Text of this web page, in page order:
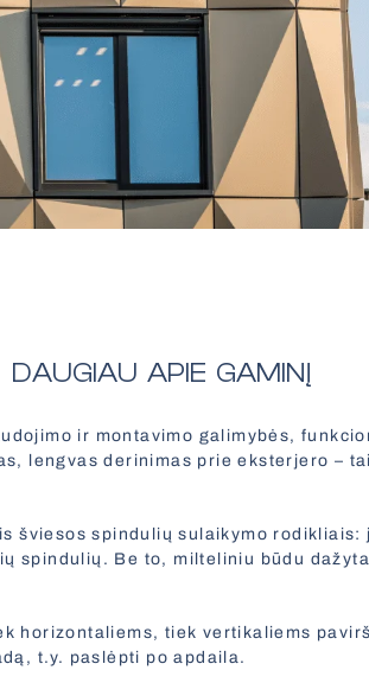
DAUGIAU APIE GAMINĮ
ir montavimo galimybės,
lengvas derinimas prie eksterjero –
šviesos spindulių sulaikymo rodikliais:
spindulių. Be to, milteliniu būdu
horizontaliems, tiek vertikaliems
t.y. paslėpti po apdaila.